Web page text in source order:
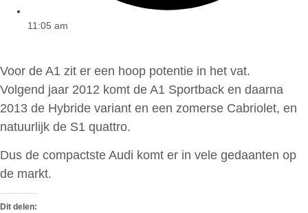
11:05 am
Voor de A1 zit er een hoop potentie in het vat.
Volgend jaar 2012 komt de A1 Sportback en daarna
2013 de Hybride variant en een zomerse Cabriolet, en
natuurlijk de S1 quattro.
Dus de compactste Audi komt er in vele gedaanten op
de markt.
Dit delen: